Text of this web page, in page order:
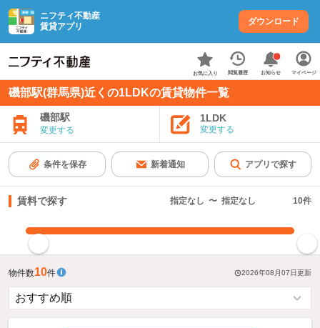
ニフティ不動産
賃貸アプリ
ダウンロード
お気に入り 閲覧履歴 お知らせ マイページ
磯部駅(群馬県)近くの1LDKの賃貸物件一覧
磯部駅
変更する
1LDK
変更する
条件を保存 新着通知 アプリで探す
賃料で探す 指定なし 〜 指定なし 10件
物件数10件 2026年08月07日更新